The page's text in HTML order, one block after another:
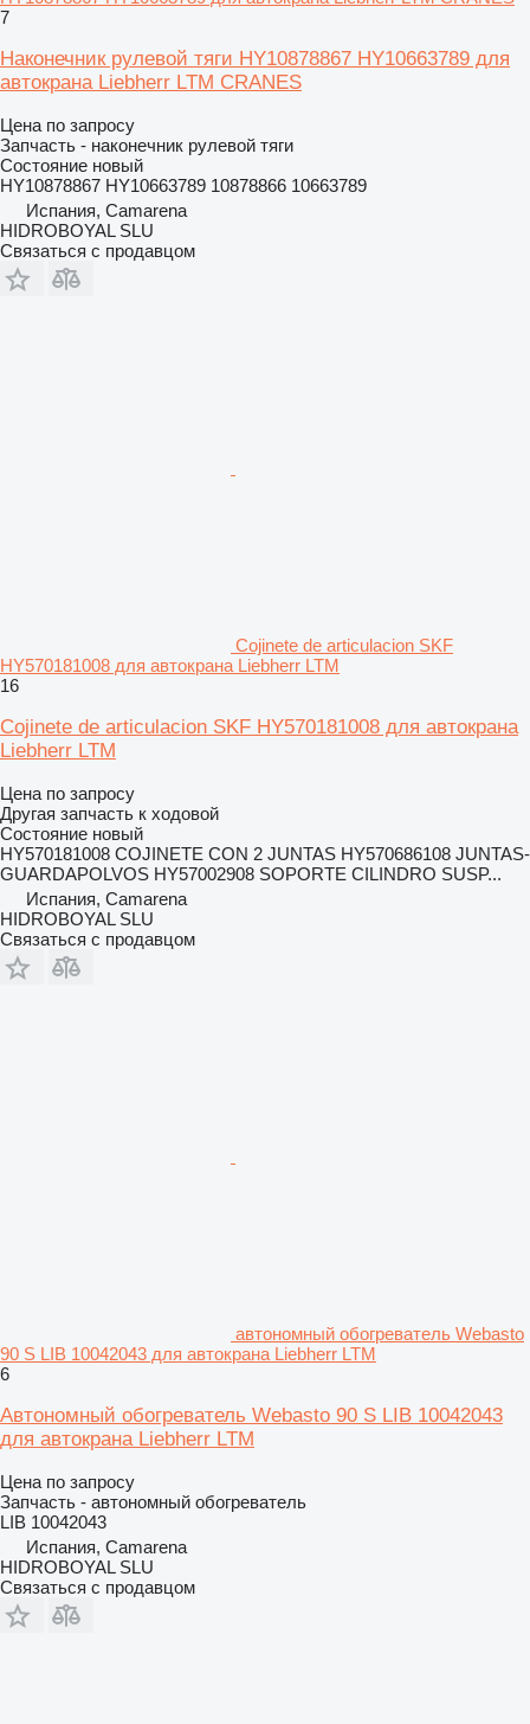
7
Наконечник рулевой тяги HY10878867 HY10663789 для
автокрана Liebherr LTM CRANES
Цена по запросу
Запчасть - наконечник рулевой тяги
Состояние новый
HY10878867 HY10663789 10878866 10663789
Испания, Camarena
HIDROBOYAL SLU
Связаться с продавцом
Cojinete de articulacion SKF
HY570181008 для автокрана Liebherr LTM
16
Cojinete de articulacion SKF HY570181008 для автокрана
Liebherr LTM
Цена по запросу
Другая запчасть к ходовой
Состояние новый
HY570181008 COJINETE CON 2 JUNTAS HY570686108 JUNTAS-
GUARDAPOLVOS HY57002908 SOPORTE CILINDRO SUSP...
Испания, Camarena
HIDROBOYAL SLU
Связаться с продавцом
автономный обогреватель Webasto
90 S LIB 10042043 для автокрана Liebherr LTM
6
Автономный обогреватель Webasto 90 S LIB 10042043
для автокрана Liebherr LTM
Цена по запросу
Запчасть - автономный обогреватель
LIB 10042043
Испания, Camarena
HIDROBOYAL SLU
Связаться с продавцом